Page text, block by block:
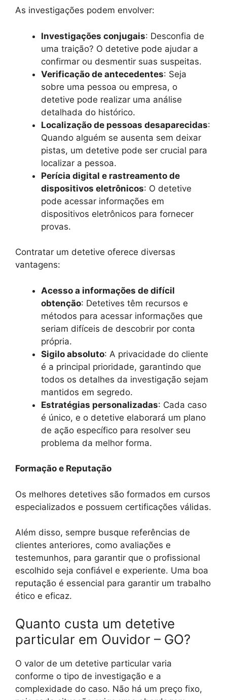
As investigações podem envolver:
Investigações conjugais: Desconfia de
uma traição? O detetive pode ajudar a
confirmar ou desmentir suas suspeitas.
Verificação de antecedentes: Seja
sobre uma pessoa ou empresa, o
detetive pode realizar uma análise
detalhada do histórico.
Localização de pessoas desaparecidas:
Quando alguém se ausenta sem deixar
pistas, um detetive pode ser crucial para
localizar a pessoa.
Perícia digital e rastreamento de
dispositivos eletrônicos: O detetive
pode acessar informações em
dispositivos eletrônicos para fornecer
provas.
Contratar um detetive oferece diversas
vantagens:
Acesso a informações de difícil
obtenção: Detetives têm recursos e
métodos para acessar informações que
seriam difíceis de descobrir por conta
própria.
Sigilo absoluto: A privacidade do cliente
é a principal prioridade, garantindo que
todos os detalhes da investigação sejam
mantidos em segredo.
Estratégias personalizadas: Cada caso
é único, e o detetive elaborará um plano
de ação específico para resolver seu
problema da melhor forma.
Formação e Reputação
Os melhores detetives são formados em cursos
especializados e possuem certificações válidas.
Além disso, sempre busque referências de
clientes anteriores, como avaliações e
testemunhos, para garantir que o profissional
escolhido seja confiável e experiente. Uma boa
reputação é essencial para garantir um trabalho
ético e eficaz.
Quanto custa um detetive
particular em Ouvidor – GO?
O valor de um detetive particular varia
conforme o tipo de investigação e a
complexidade do caso. Não há um preço fixo,